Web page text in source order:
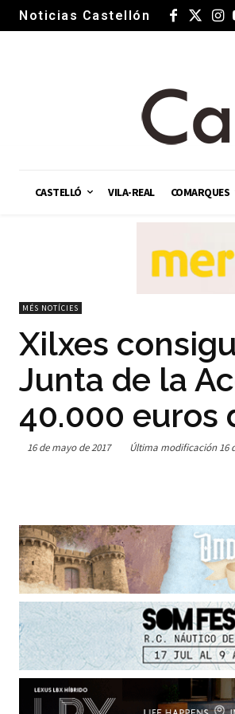
Noticias Castellón
CASTELLÓ VILA-REAL COMARQUES
MÉS NOTÍCIES
Xilxes
Junta de la
40.000 euros
16 de mayo de 2017 Última modificación 16